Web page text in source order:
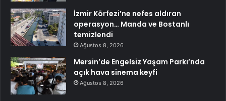
İzmir Körfezi’ne nefes aldıran
operasyon… Manda ve Bostanlı
temizlendi
Ağustos 8, 2026
Mersin’de Engelsiz Yaşam Parkı’nda
açık hava sinema keyfi
Ağustos 8, 2026